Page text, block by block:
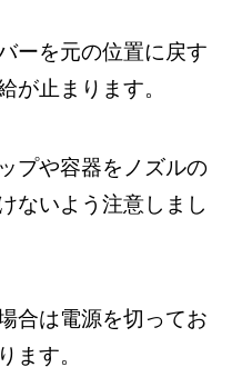
ーを元の位置に戻す
が止まります。
プや容器をノズルの
ないよう注意しまし
合は電源を切ってお
ます。